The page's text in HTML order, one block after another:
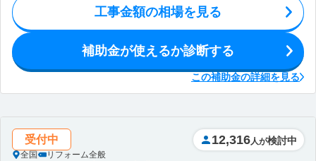
工事金額の相場を見る
補助金が使えるか診断する
この補助金の詳細を見る
受付中
全国 リフォーム全般
12,316 人が検討中